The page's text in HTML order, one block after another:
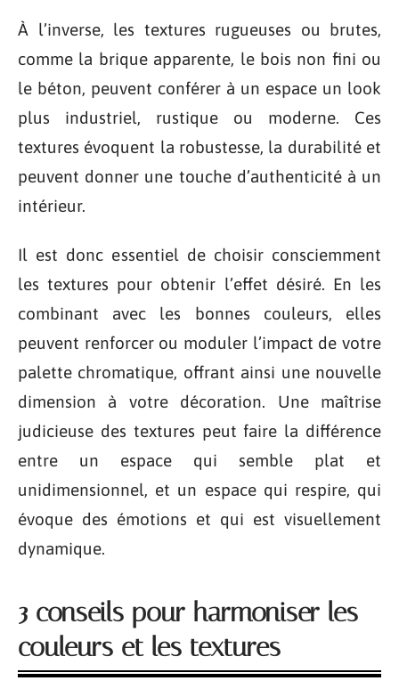
À l’inverse, les textures rugueuses ou brutes,
comme la brique apparente, le bois non fini ou
le béton, peuvent conférer à un espace un look
plus industriel, rustique ou moderne. Ces
textures évoquent la robustesse, la durabilité et
peuvent donner une touche d’authenticité à un
intérieur.
Il est donc essentiel de choisir consciemment
les textures pour obtenir l’effet désiré. En les
combinant avec les bonnes couleurs, elles
peuvent renforcer ou moduler l’impact de votre
palette chromatique, offrant ainsi une nouvelle
dimension à votre décoration. Une maîtrise
judicieuse des textures peut faire la différence
entre un espace qui semble plat et
unidimensionnel, et un espace qui respire, qui
évoque des émotions et qui est visuellement
dynamique.
3 conseils pour harmoniser les
couleurs et les textures